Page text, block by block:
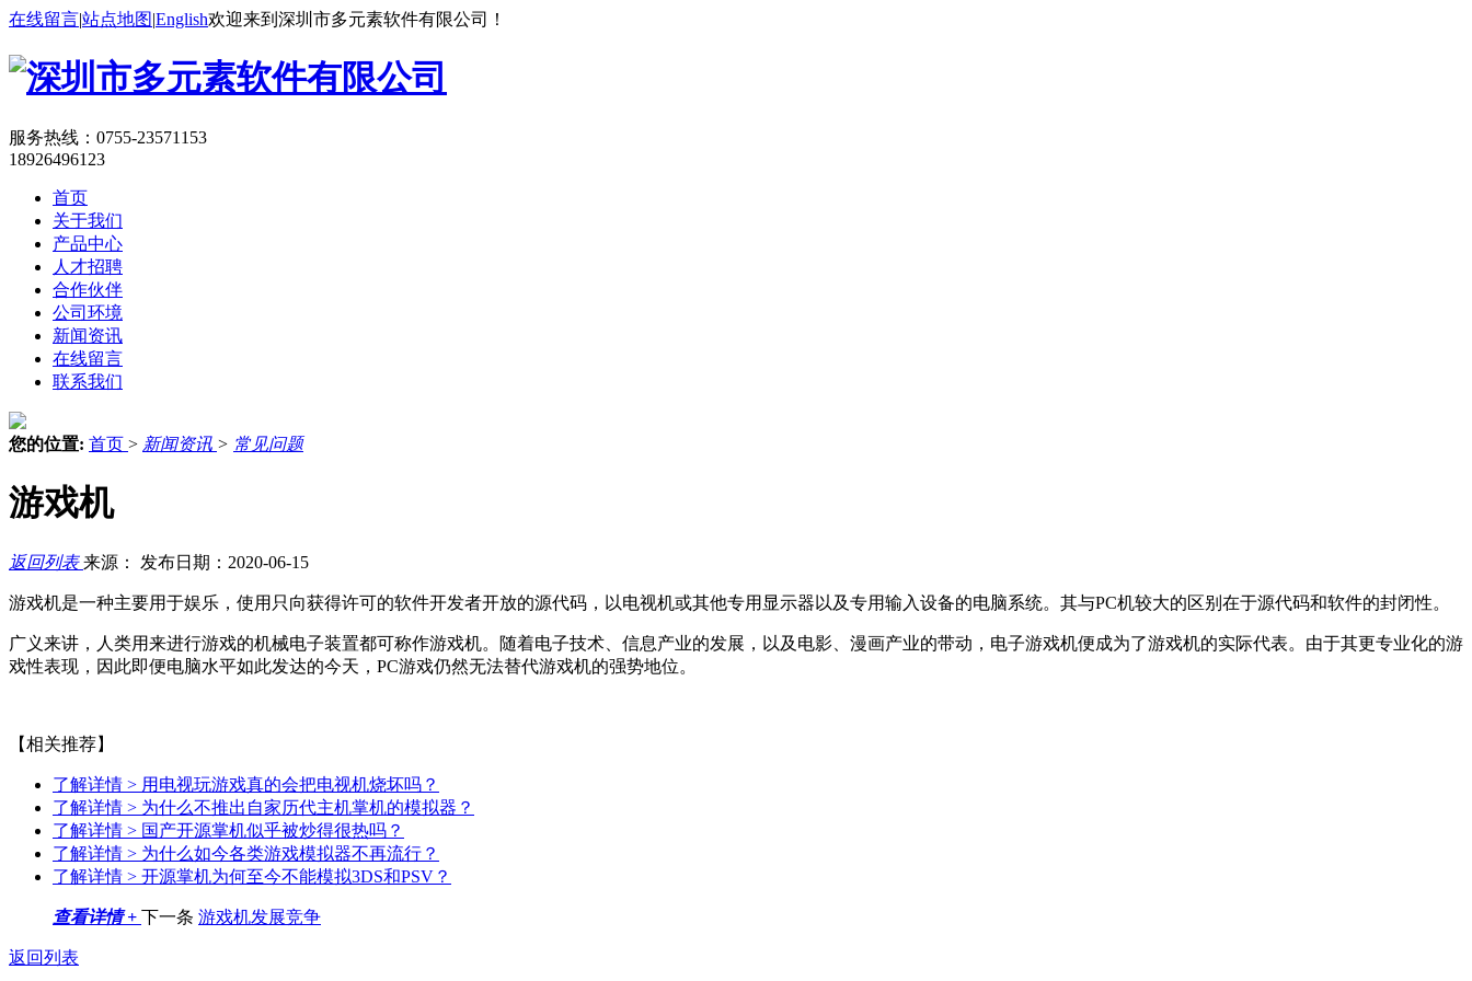
在线留言|站点地图|English欢迎来到深圳市多元素软件有限公司！
服务热线： 0755-23571153
18926496123
首页
关于我们
产品中心
人才招聘
合作伙伴
公司环境
新闻资讯
在线留言
联系我们
您的位置: 首页 > 新闻资讯 > 常见问题
游戏机
返回列表来源： 发布日期：2020-06-15
游戏机是一种主要用于娱乐，使用只向获得许可的软件开发者开放的源代码，以电视机或其他专用显示器以及专用输入设备的电脑系统。其与PC机较大的区别在于源代码和软件的封闭性。
广义来讲，人类用来进行游戏的机械电子装置都可称作游戏机。随着电子技术、信息产业的发展，以及电影、漫画产业的带动，电子游戏机便成为了游戏机的实际代表。由于其更专业化的游
戏性表现，因此即便电脑水平如此发达的今天，PC游戏仍然无法替代游戏机的强势地位。
【相关推荐】
了解详情 > 用电视玩游戏真的会把电视机烧坏吗？
了解详情 > 为什么不推出自家历代主机掌机的模拟器？
了解详情 > 国产开源掌机似乎被炒得很热吗？
了解详情 > 为什么如今各类游戏模拟器不再流行？
了解详情 > 开源掌机为何至今不能模拟3DS和PSV？
查看详情 + 下一条 游戏机发展竞争
返回列表